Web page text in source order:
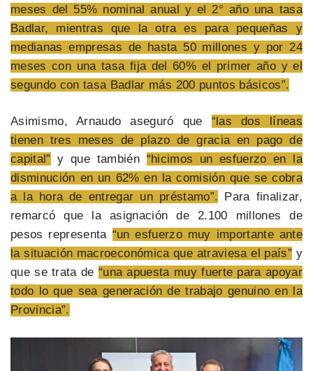
meses del 55% nominal anual y el 2° año una tasa
Badlar, mientras que la otra es para pequeñas y
medianas empresas de hasta 50 millones y por 24
meses con una tasa fija del 60% el primer año y el
segundo con tasa Badlar más 200 puntos básicos”.
Asimismo, Arnaudo aseguró que “las dos líneas
tienen tres meses de plazo de gracia en pago de
capital” y que también “hicimos un esfuerzo en la
disminución en un 62% en la comisión que se cobra
a la hora de entregar un préstamo”. Para finalizar,
remarcó que la asignación de 2.100 millones de
pesos representa “un esfuerzo muy importante ante
la situación macroeconómica que atraviesa el país” y
que se trata de “una apuesta muy fuerte para apoyar
todo lo que sea generación de trabajo genuino en la
Provincia”.